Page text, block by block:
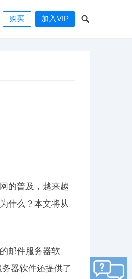
购买 加入VIP
的普及，越来越
什么？本文将从
邮件服务器软
器软件还提供了